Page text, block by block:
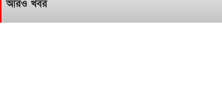
আরও খবর